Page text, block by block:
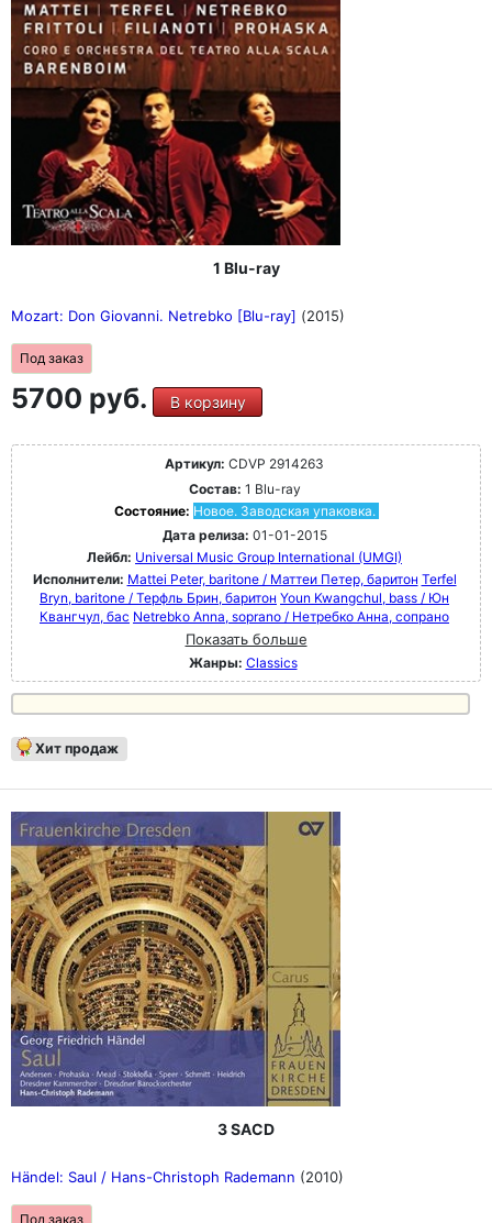
1 Blu-ray
Mozart: Don Giovanni. Netrebko [Blu-ray] (2015)
Под заказ
5700 руб. В корзину
Артикул: CDVP 2914263
Состав: 1 Blu-ray
Состояние: Новое. Заводская упаковка.
Дата релиза: 01-01-2015
Лейбл: Universal Music Group International (UMGI)
Исполнители: Mattei Peter, baritone / Маттеи Петер, баритон Terfel
Bryn, baritone / Терфль Брин, баритон Youn Kwangchul, bass / Юн
Квангчул, бас Netrebko Anna, soprano / Нетребко Анна, сопрано
Показать больше
Жанры: Classics
Хит продаж
3 SACD
Händel: Saul / Hans-Christoph Rademann (2010)
Под заказ